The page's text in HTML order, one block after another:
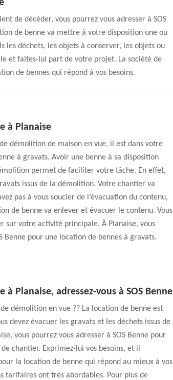
de décéder, vous pourrez vous adresser à SOS
de benne va mettre à votre disposition une ou
les déchets, les objets à conserver, les objets ou
et faites-lui part de votre projet. La société de
de bennes qui répond à vos besoins.
à Planaise
démolition de maison en vue, il est dans votre
à gravats. Avoir une benne à sa disposition
permet de faciliter votre tâche. En effet,
issus de la démolition. Votre chantier va
pas à vous soucier de l’évacuation du contenu,
de benne va enlever et évacuer le contenu. Vous
sur votre activité principale. À Planaise, vous
Benne pour une location de bennes à gravats.
à Planaise, adressez-vous à SOS Benne
démolition en vue ?? La location de benne est
devez évacuer les gravats et les déchets issus de
vous pourrez vous adresser à SOS Benne pour
chantier. Exprimez-lui vos besoins, et il
la location de benne qui répond au mieux à vos
tarifaires ont très abordables. Pour plus de